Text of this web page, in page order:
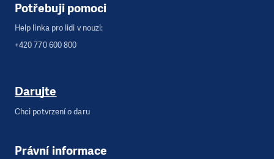
Potřebuji pomoci
Help linka pro lidi v nouzi:
+420 770 600 800
Darujte
Chci potvrzení o daru
Právní informace